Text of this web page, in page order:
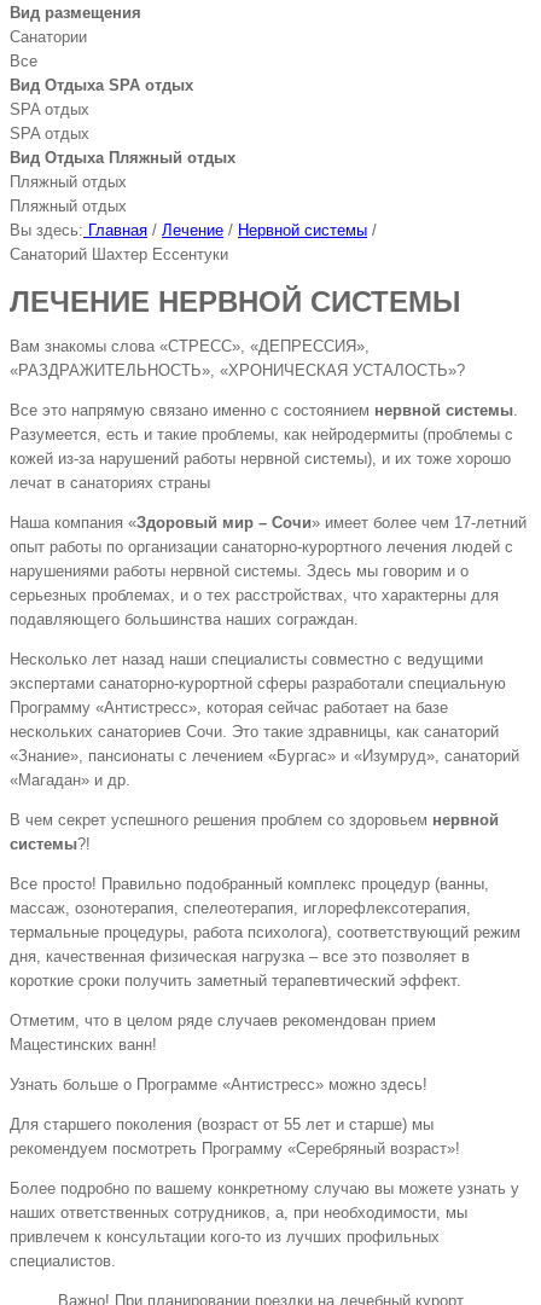
Вид размещения
Санатории
Все
Вид Отдыха SPA отдых
SPA отдых
SPA отдых
Вид Отдыха Пляжный отдых
Пляжный отдых
Пляжный отдых
Вы здесь: Главная / Лечение / Нервной системы /
Санаторий Шахтер Ессентуки
ЛЕЧЕНИЕ НЕРВНОЙ СИСТЕМЫ
Вам знакомы слова «СТРЕСС», «ДЕПРЕССИЯ»,
«РАЗДРАЖИТЕЛЬНОСТЬ», «ХРОНИЧЕСКАЯ УСТАЛОСТЬ»?
Все это напрямую связано именно с состоянием нервной системы.
Разумеется, есть и такие проблемы, как нейродермиты (проблемы с
кожей из-за нарушений работы нервной системы), и их тоже хорошо
лечат в санаториях страны
Наша компания «Здоровый мир – Сочи» имеет более чем 17-летний
опыт работы по организации санаторно-курортного лечения людей с
нарушениями работы нервной системы. Здесь мы говорим и о
серьезных проблемах, и о тех расстройствах, что характерны для
подавляющего большинства наших сограждан.
Несколько лет назад наши специалисты совместно с ведущими
экспертами санаторно-курортной сферы разработали специальную
Программу «Антистресс», которая сейчас работает на базе
нескольких санаториев Сочи. Это такие здравницы, как санаторий
«Знание», пансионаты с лечением «Бургас» и «Изумруд», санаторий
«Магадан» и др.
В чем секрет успешного решения проблем со здоровьем нервной
системы?!
Все просто! Правильно подобранный комплекс процедур (ванны,
массаж, озонотерапия, спелеотерапия, иглорефлексотерапия,
термальные процедуры, работа психолога), соответствующий режим
дня, качественная физическая нагрузка – все это позволяет в
короткие сроки получить заметный терапевтический эффект.
Отметим, что в целом ряде случаев рекомендован прием
Мацестинских ванн!
Узнать больше о Программе «Антистресс» можно здесь!
Для старшего поколения (возраст от 55 лет и старше) мы
рекомендуем посмотреть Программу «Серебряный возраст»!
Более подробно по вашему конкретному случаю вы можете узнать у
наших ответственных сотрудников, а, при необходимости, мы
привлечем к консультации кого-то из лучших профильных
специалистов.
Важно! При планировании поездки на лечебный курорт